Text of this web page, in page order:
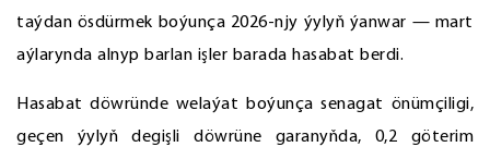
taýdan ösdürmek boýunça 2026-njy ýylyň ýanwar — mart
aýlarynda alnyp barlan işler barada hasabat berdi.
Hasabat döwründe welaýat boýunça senagat önümçiligi,
geçen ýylyň degişli döwrüne garanyňda, 0,2 göterim